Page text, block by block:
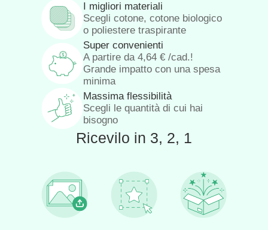
I migliori materiali
Scegli cotone, cotone biologico
o poliestere traspirante
Super convenienti
A partire da 4,64 € /cad.!
Grande impatto con una spesa
minima
Massima flessibilità
Scegli le quantità di cui hai
bisogno
Ricevilo in 3, 2, 1